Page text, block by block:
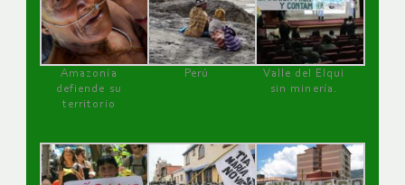
Amazonía
defiende su
territorio
Perú
Valle del Elqui
sin minería.